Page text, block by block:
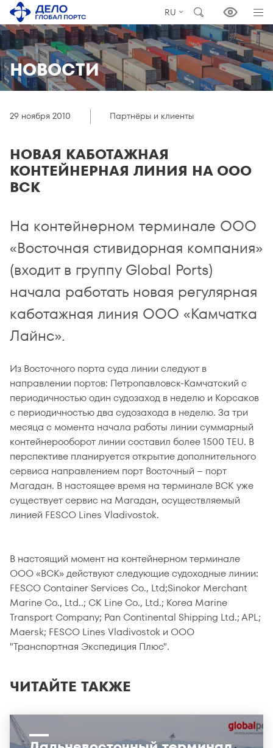
RU
НОВОСТИ
29 ноября 2010 Партнёры и клиенты
НОВАЯ КАБОТАЖНАЯ
КОНТЕЙНЕРНАЯ ЛИНИЯ НА OOO
ВСК
На контейнерном терминале ООО
«Восточная стивидорная компания»
(входит в группу Global Ports)
начала работать новая регулярная
каботажная линия ООО «Камчатка
Лайнс».
Из Восточного порта суда линии следуют в
направлении портов: Петропавловск-Камчатский с
периодичностью один судозаход в неделю и Корсаков
с периодичностью два судозахода в неделю. За три
месяца с момента начала работы линии суммарный
контейнерооборот линии составил более 1500 TEU. В
перспективе планируется открытие дополнительного
сервиса направлением порт Восточный – порт
Магадан. В настоящее время на терминале ВСК уже
существует сервис на Магадан, осуществляемый
линией FESCO Lines Vladivostok.
В настоящий момент на контейнерном терминале
ООО «ВСК» действуют следующие судоходные линии:
FESCO Container Services Co., Ltd;Sinokor Merchant
Marine Co., Ltd..; CK Line Co., Ltd.; Korea Marine
Transport Company; Pan Continental Shipping Ltd.; APL;
Maersk; FESCO Lines Vladivostok и ООО
"Транспортная Экспедиция Плюс".
ЧИТАЙТЕ ТАКЖЕ